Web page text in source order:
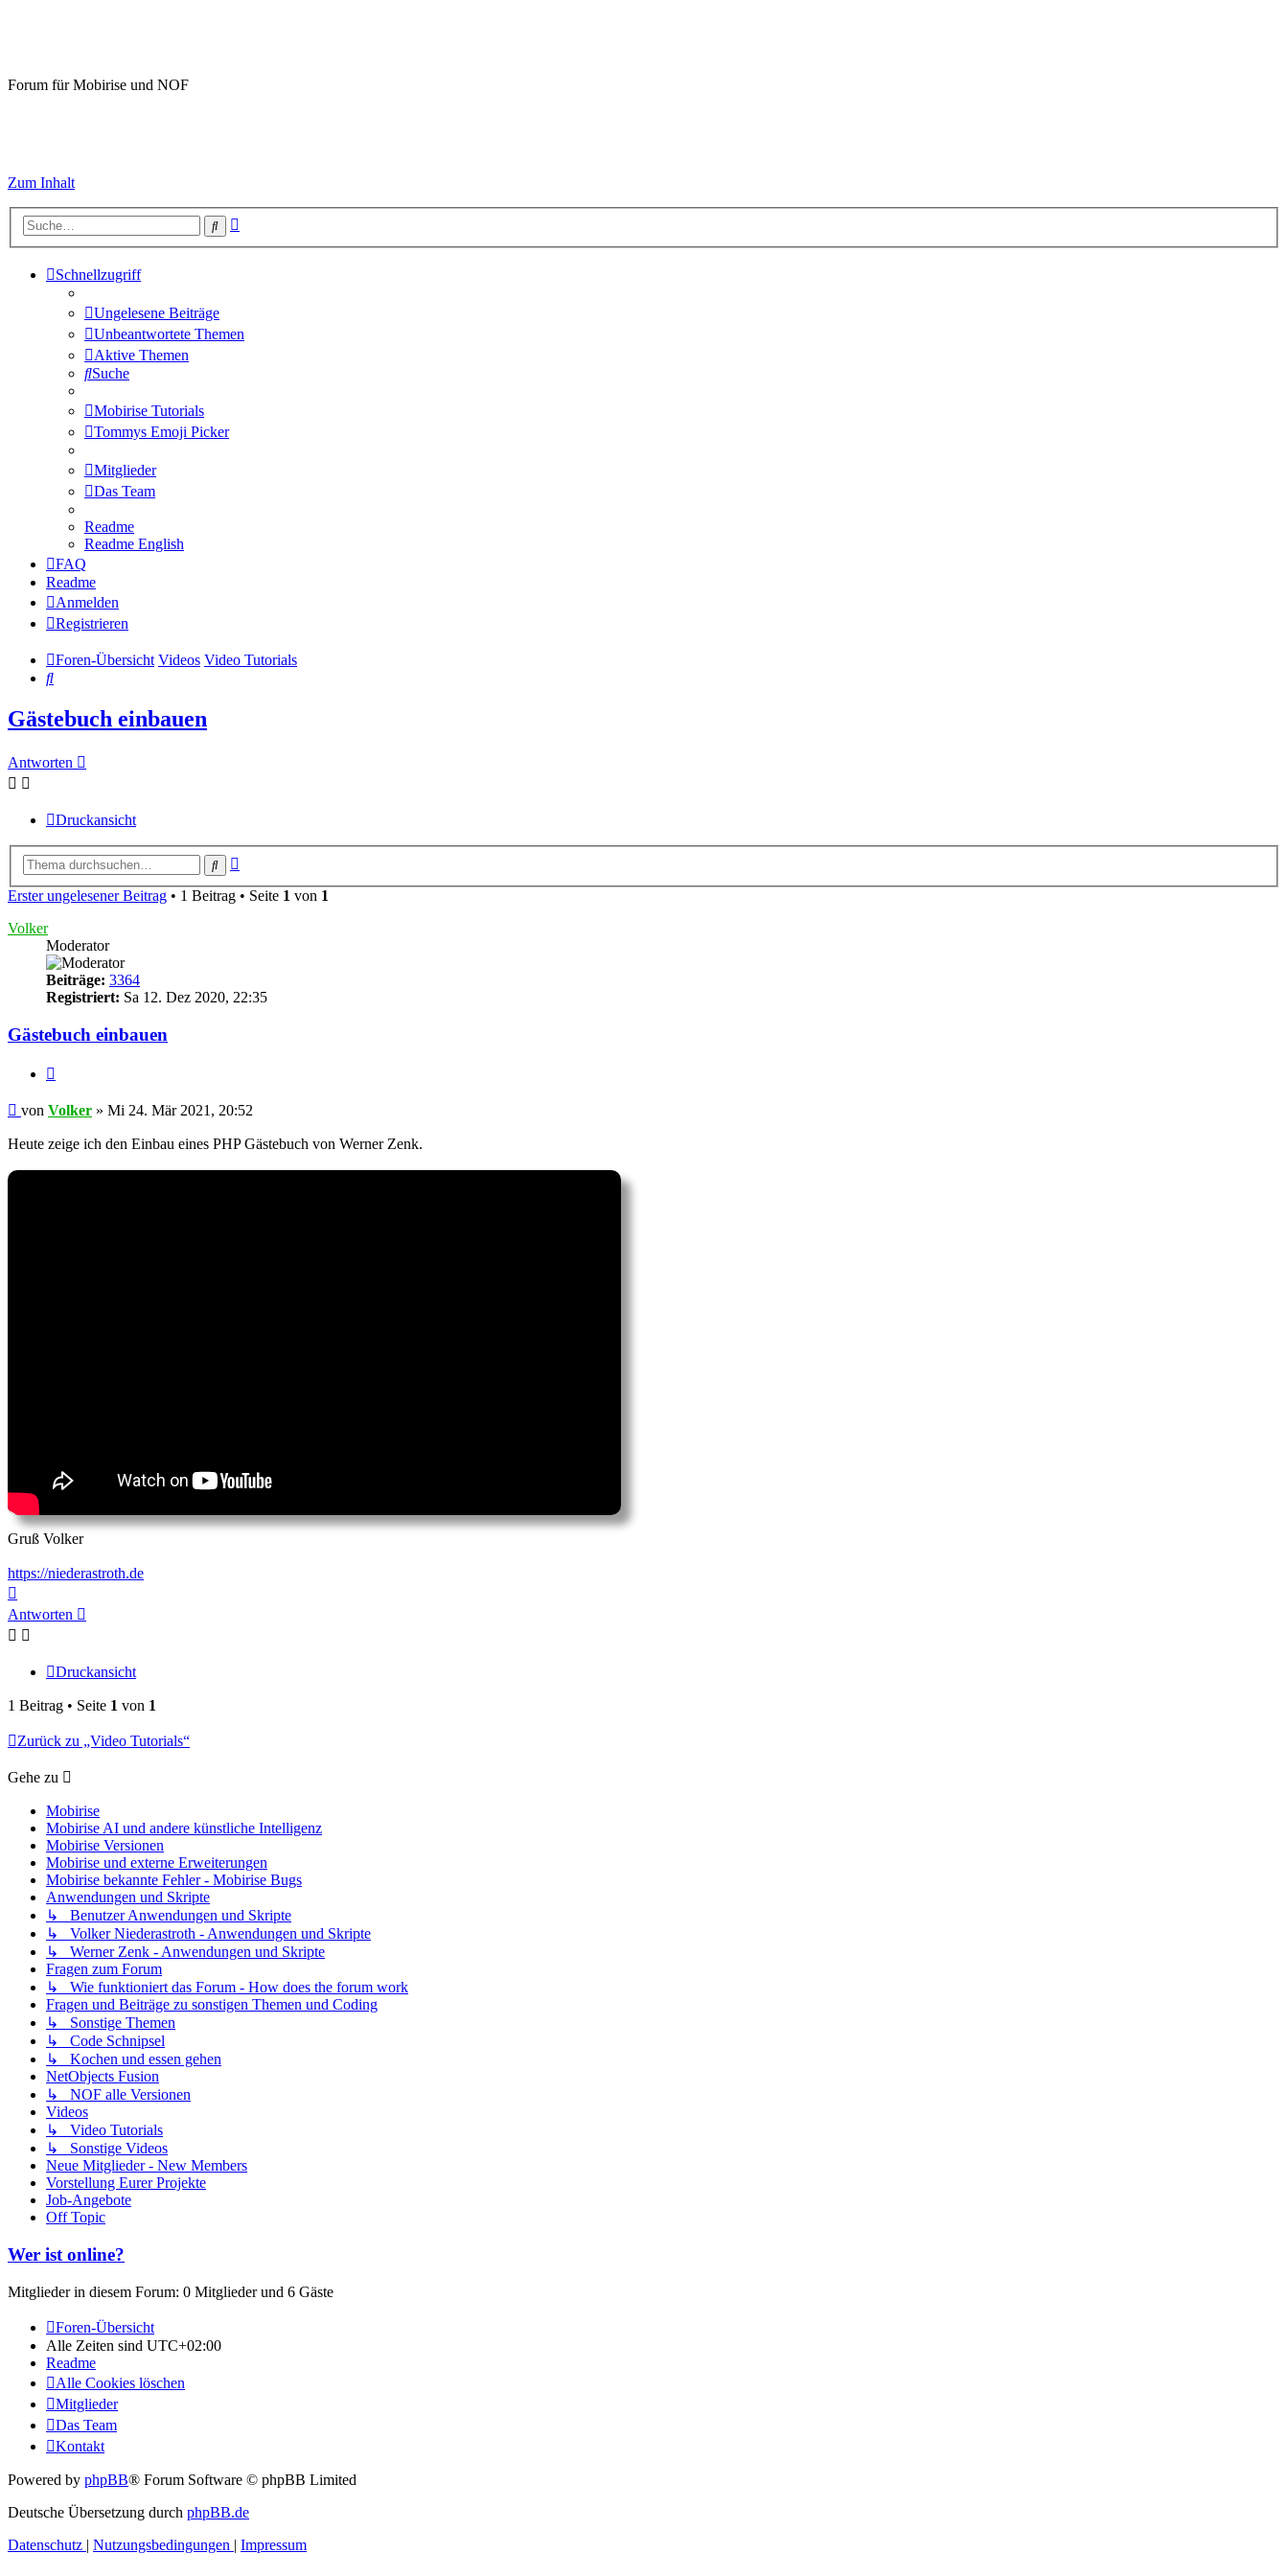
Forum für Mobirise und NOF
Zum Inhalt
Suche
Schnellzugriff
Ungelesene Beiträge
Unbeantwortete Themen
Aktive Themen
Suche
Mobirise Tutorials
Tommys Emoji Picker
Mitglieder
Das Team
Readme
Readme English
FAQ
Readme
Anmelden
Registrieren
Foren-Übersicht Videos Video Tutorials
Suche
Gästebuch einbauen
Antworten
Druckansicht
Suche
Erster ungelesener Beitrag • 1 Beitrag • Seite 1 von 1
Volker
Moderator
Beiträge: 3364
Registriert: Sa 12. Dez 2020, 22:35
Gästebuch einbauen
Ungelesener
von Volker » Mi 24. Mär 2021, 20:52
Heute zeige ich den Einbau eines PHP Gästebuch von Werner Zenk.
Gruß Volker
https://niederastroth.de
oben
Antworten
Druckansicht
1 Beitrag • Seite 1 von 1
Zurück zu „Video Tutorials“
Gehe zu
Mobirise
Mobirise AI und andere künstliche Intelligenz
Mobirise Versionen
Mobirise und externe Erweiterungen
Mobirise bekannte Fehler - Mobirise Bugs
Anwendungen und Skripte
↳ Benutzer Anwendungen und Skripte
↳ Volker Niederastroth - Anwendungen und Skripte
↳ Werner Zenk - Anwendungen und Skripte
Fragen zum Forum
↳ Wie funktioniert das Forum - How does the forum work
Fragen und Beiträge zu sonstigen Themen und Coding
↳ Sonstige Themen
↳ Code Schnipsel
↳ Kochen und essen gehen
NetObjects Fusion
↳ NOF alle Versionen
Videos
↳ Video Tutorials
↳ Sonstige Videos
Neue Mitglieder - New Members
Vorstellung Eurer Projekte
Job-Angebote
Off Topic
Wer ist online?
Mitglieder in diesem Forum: 0 Mitglieder und 6 Gäste
Foren-Übersicht
Alle Zeiten sind UTC+02:00
Readme
Alle Cookies löschen
Mitglieder
Das Team
Kontakt
Powered by phpBB® Forum Software © phpBB Limited
Deutsche Übersetzung durch phpBB.de
Datenschutz | Nutzungsbedingungen | Impressum